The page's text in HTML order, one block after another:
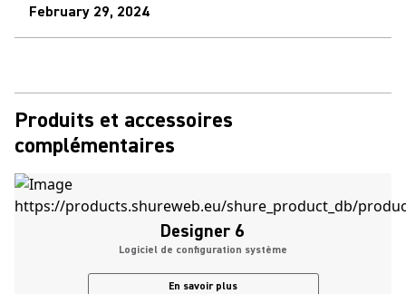
February 29, 2024
Produits et accessoires
complémentaires
Designer 6
Logiciel de configuration système
En savoir plus